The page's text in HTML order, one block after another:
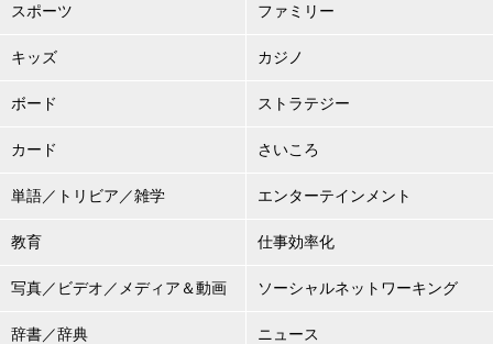
スポーツ ファミリー
キッズ カジノ
ボード ストラテジー
カード さいころ
単語／トリビア／雑学 エンターテインメント
教育 仕事効率化
写真／ビデオ／メディア＆動画 ソーシャルネットワーキング
辞書／辞典 ニュース